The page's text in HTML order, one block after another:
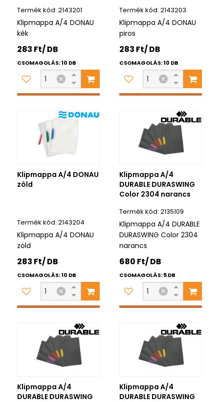
2143201
Klipmappa A/4 DONAU
kék
283 Ft/ DB
CSOMAGOLÁS: 10 DB
2143203
Klipmappa A/4 DONAU
piros
283 Ft/ DB
CSOMAGOLÁS: 10 DB
Klipmappa A/4 DONAU
zöld
2143204
Klipmappa A/4 DONAU
zöld
283 Ft/ DB
CSOMAGOLÁS: 10 DB
Klipmappa A/4
DURABLE DURASWING
Color 2304 narancs
2135109
Klipmappa A/4 DURABLE
DURASWING Color 2304
narancs
680 Ft/ DB
CSOMAGOLÁS: 5 DB
Klipmappa A/4
DURABLE DURASWING
Klipmappa A/4
DURABLE DURASWING